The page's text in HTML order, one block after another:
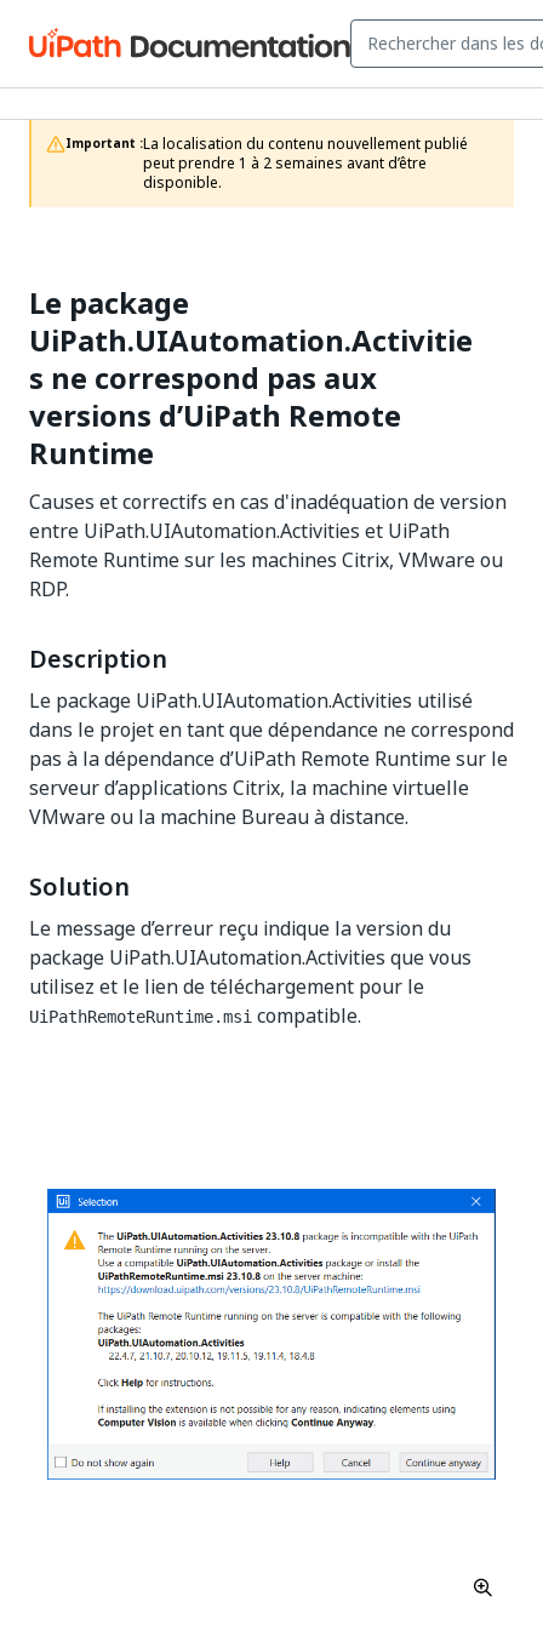
Important :La localisation du contenu nouvellement publié
peut prendre 1 à 2 semaines avant d’être
disponible.
Le package
UiPath.UIAutomation.Activitie
s ne correspond pas aux
versions d’UiPath Remote
Runtime
Causes et correctifs en cas d'inadéquation de version
entre UiPath.UIAutomation.Activities et UiPath
Remote Runtime sur les machines Citrix, VMware ou
RDP.
Description
Le package UiPath.UIAutomation.Activities utilisé
dans le projet en tant que dépendance ne correspond
pas à la dépendance d’UiPath Remote Runtime sur le
serveur d’applications Citrix, la machine virtuelle
VMware ou la machine Bureau à distance.
Solution
Le message d’erreur reçu indique la version du
package UiPath.UIAutomation.Activities que vous
utilisez et le lien de téléchargement pour le
UiPathRemoteRuntime.msi compatible.